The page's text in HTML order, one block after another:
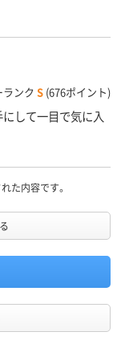
再生PP
ランク S (676ポイント)
して一目で気に入
た内容です。